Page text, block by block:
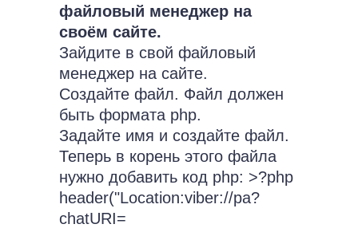
файловый менеджер на
своём сайте.
Зайдите в свой файловый
менеджер на сайте.
Создайте файл. Файл должен
быть формата php.
Задайте имя и создайте файл.
Теперь в корень этого файла
нужно добавить код php: >?php
header("Location:viber://pa?
chatURI=